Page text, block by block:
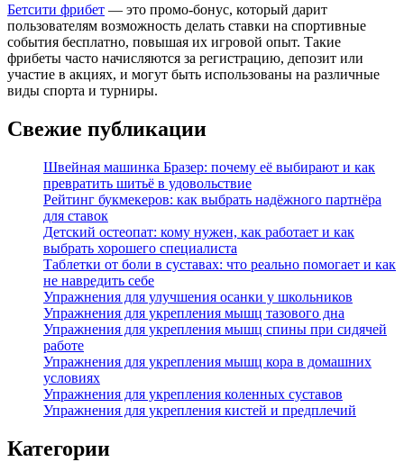
Бетсити фрибет — это промо-бонус, который дарит
пользователям возможность делать ставки на спортивные
события бесплатно, повышая их игровой опыт. Такие
фрибеты часто начисляются за регистрацию, депозит или
участие в акциях, и могут быть использованы на различные
виды спорта и турниры.
Свежие публикации
Швейная машинка Бразер: почему её выбирают и как
превратить шитьё в удовольствие
Рейтинг букмекеров: как выбрать надёжного партнёра
для ставок
Детский остеопат: кому нужен, как работает и как
выбрать хорошего специалиста
Таблетки от боли в суставах: что реально помогает и как
не навредить себе
Упражнения для улучшения осанки у школьников
Упражнения для укрепления мышц тазового дна
Упражнения для укрепления мышц спины при сидячей
работе
Упражнения для укрепления мышц кора в домашних
условиях
Упражнения для укрепления коленных суставов
Упражнения для укрепления кистей и предплечий
Категории